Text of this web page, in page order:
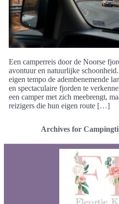
Een camperreis door de Noorse
avontuur en natuurlijke
eigen tempo de adembenemende
en spectaculaire fjorden te
een camper met zich meebrengt,
reizigers die hun eigen route […]
Archives for